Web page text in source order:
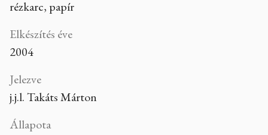
rézkarc, papír
Elkészítés éve
2004
Jelezve
j.j.l. Takáts Márton
Állapota